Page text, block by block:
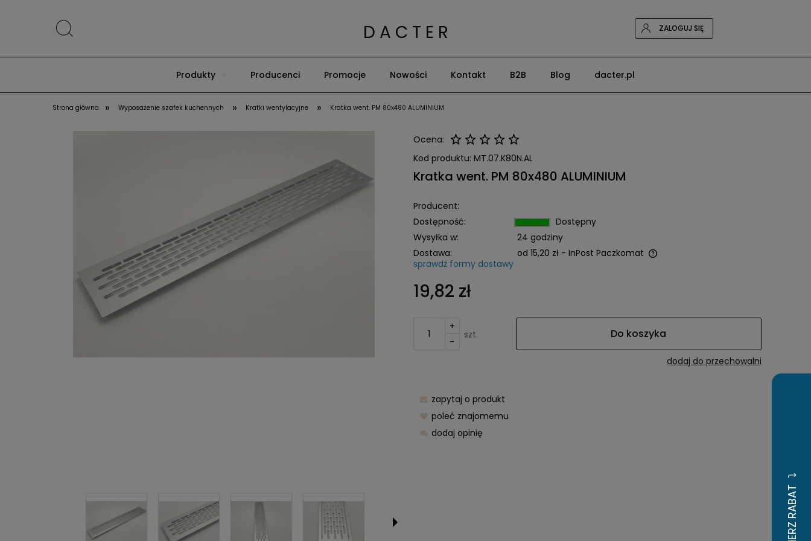
D A C T E R ZALOGUJ SIĘ
Produkty Producenci Promocje Nowości Kontakt B2B Blog dacter.pl
Strona główna » Wyposażenie szafek kuchennych » Kratki wentylacyjne » Kratka went. PM 80x480 ALUMINIUM
Ocena:
Kod produktu: MT.07.K80N.AL
Kratka went. PM 80x480 ALUMINIUM
Producent:
Dostępność:
Dostępny
Wysyłka w:
24 godziny
Dostawa:
od 15,20 zł - InPost Paczkomat
sprawdź formy dostawy
19,82 zł
+
-
szt. Do koszyka
dodaj do przechowalni
zapytaj o produkt
poleć znajomemu
dodaj opinię